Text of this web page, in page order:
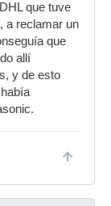
que tuve
a reclamar un
que
allí
y de esto